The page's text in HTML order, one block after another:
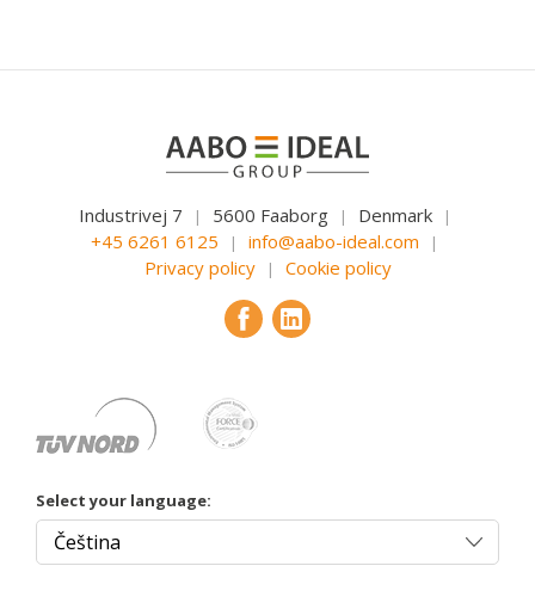
Industrivej 7 | 5600 Faaborg | Denmark |
+45 6261 6125 | info@aabo-ideal.com |
Privacy policy | Cookie policy
Select your language: